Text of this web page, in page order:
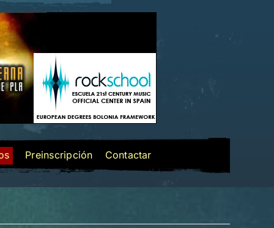
Preinscripción Contactar